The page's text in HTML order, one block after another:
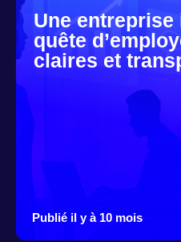
Une entreprise
quête
claires et
Publié il y à 10 mois